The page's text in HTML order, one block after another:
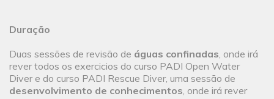
Duração
Duas sessões de revisão de águas confinadas, onde irá
rever todos os exercicios do curso PADI Open Water
Diver e do curso PADI Rescue Diver, uma sessão de
desenvolvimento de conhecimentos, onde irá rever